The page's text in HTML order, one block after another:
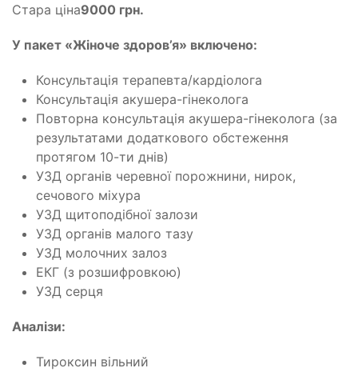
Cтара ціна9000 грн.
У пакет «Жіноче здоров’я» включено:
Консультація терапевта/кардіолога
Консультація акушера-гінеколога
Повторна консультація акушера-гінеколога (за
результатами додаткового обстеження
протягом 10-ти днів)
УЗД органів черевної порожнини, нирок,
сечового міхура
УЗД щитоподібної залози
УЗД органів малого тазу
УЗД молочних залоз
ЕКГ (з розшифровкою)
УЗД серця
Аналізи:
Тироксин вільний